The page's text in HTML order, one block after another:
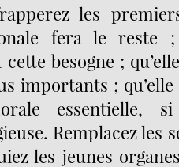
les
fera le reste
besogne ;
importants ;
essentielle,
Remplacez les
les jeunes